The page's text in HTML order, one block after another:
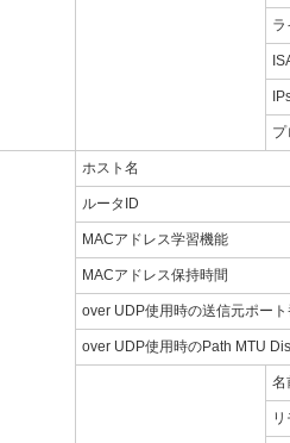
ラ
プ
ホスト名
ルータID
MACアドレス学習機能
MACアドレス保持時間
over UDP使用時の送信元ポー
over UDP使用時のPath MTU
名